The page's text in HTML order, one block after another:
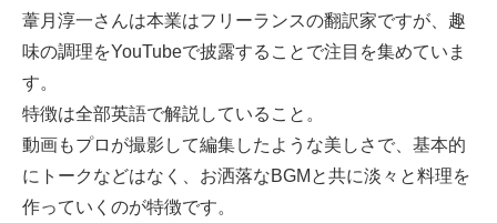
葦月淳一さんは本業はフリーランスの翻訳家ですが、趣
味の調理をYouTubeで披露することで注目を集めていま
す。
特徴は全部英語で解説していること。
動画もプロが撮影して編集したような美しさで、基本的
にトークなどはなく、お洒落なBGMと共に淡々と料理を
作っていくのが特徴です。